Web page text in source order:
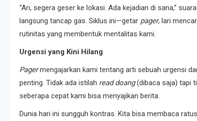
“Ari, segera geser ke lokasi. Ada kejadian di sana,”
langsung tancap gas. Siklus ini—getar pager, lari
rutinitas yang membentuk mentalitas kami.
Urgensi yang Kini Hilang
Pagermengajarkan kami tentang arti sebuah urgensi
penting. Tidak ada istilah read doang(dibaca saja) tapi
seberapa cepat kami bisa menyajikan berita.
Dunia hari ini sungguh kontras. Kita bisa membaca